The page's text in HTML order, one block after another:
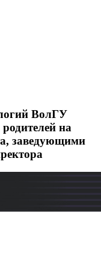
ВолГУ
на
заведующими